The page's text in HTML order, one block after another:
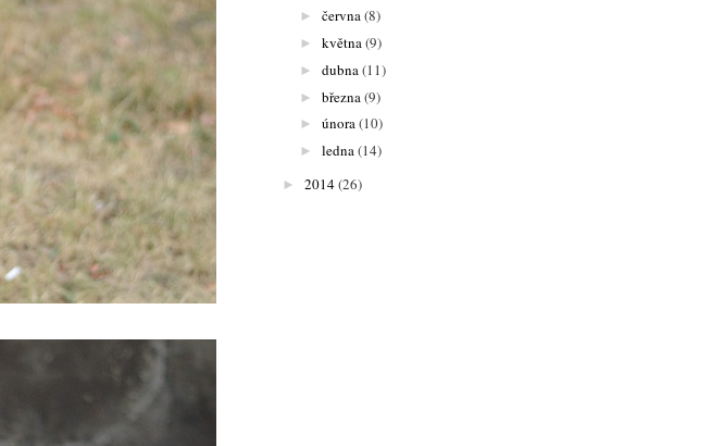
► června(8)
► května(9)
► dubna(11)
► března(9)
► února(10)
► ledna(14)
► 2014(26)